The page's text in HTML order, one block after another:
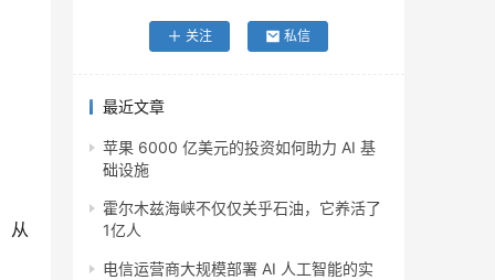
从
关注 私信
最近文章
苹果 6000 亿美元的投资如何助力 AI 基
础设施
霍尔木兹海峡不仅仅关乎石油，它养活了
1亿人
电信运营商大规模部署 AI 人工智能的实